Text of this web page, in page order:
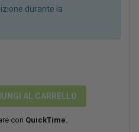
durante la
AL CARRELLO
con QuickTime.